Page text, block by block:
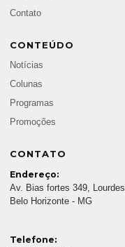
Contato
CONTEÚDO
Notícias
Colunas
Programas
Promoções
CONTATO
Endereço:
Av. Bias fortes 349, Lourdes,
Belo Horizonte - MG
Telefone: